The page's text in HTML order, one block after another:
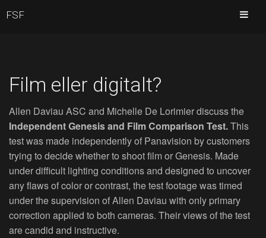
Film eller digitalt?
Allen Daviau ASC and Michelle De Lorimier discuss the
Independent Genesis and Film Comparison Test.This
test was made independently of Panavision by customers
trying to decide whether to shoot film or Genesis. Made
under difficult lighting conditions and designed to uncover
any flaws of color or contrast, the test footage was timed
under the supervision of Allen Daviau with only primary
correction applied to both cameras. Their views of the test
are candid and instructive.
FSF